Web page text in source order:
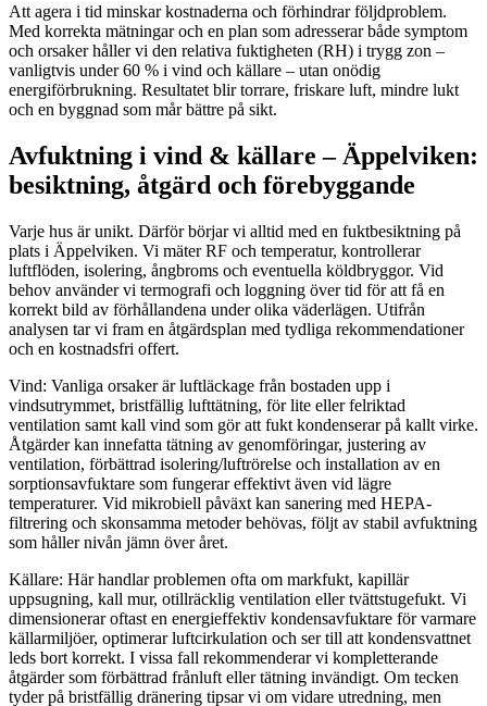
Att agera i tid minskar kostnaderna och förhindrar följdproblem.
Med korrekta mätningar och en plan som adresserar både symptom
och orsaker håller vi den relativa fuktigheten (RH) i trygg zon –
vanligtvis under 60 % i vind och källare – utan onödig
energiförbrukning. Resultatet blir torrare, friskare luft, mindre lukt
och en byggnad som mår bättre på sikt.
Avfuktning i vind & källare – Äppelviken:
besiktning, åtgärd och förebyggande
Varje hus är unikt. Därför börjar vi alltid med en fuktbesiktning på
plats i Äppelviken. Vi mäter RF och temperatur, kontrollerar
luftflöden, isolering, ångbroms och eventuella köldbryggor. Vid
behov använder vi termografi och loggning över tid för att få en
korrekt bild av förhållandena under olika väderlägen. Utifrån
analysen tar vi fram en åtgärdsplan med tydliga rekommendationer
och en kostnadsfri offert.
Vind: Vanliga orsaker är luftläckage från bostaden upp i
vindsutrymmet, bristfällig lufttätning, för lite eller felriktad
ventilation samt kall vind som gör att fukt kondenserar på kallt virke.
Åtgärder kan innefatta tätning av genomföringar, justering av
ventilation, förbättrad isolering/luftrörelse och installation av en
sorptionsavfuktare som fungerar effektivt även vid lägre
temperaturer. Vid mikrobiell påväxt kan sanering med HEPA-
filtrering och skonsamma metoder behövas, följt av stabil avfuktning
som håller nivån jämn över året.
Källare: Här handlar problemen ofta om markfukt, kapillär
uppsugning, kall mur, otillräcklig ventilation eller tvättstugefukt. Vi
dimensionerar oftast en energieffektiv kondensavfuktare för varmare
källarmiljöer, optimerar luftcirkulation och ser till att kondensvattnet
leds bort korrekt. I vissa fall rekommenderar vi kompletterande
åtgärder som förbättrad frånluft eller tätning invändigt. Om tecken
tyder på bristfällig dränering tipsar vi om vidare utredning, men